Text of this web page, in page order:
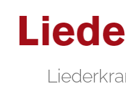
springen